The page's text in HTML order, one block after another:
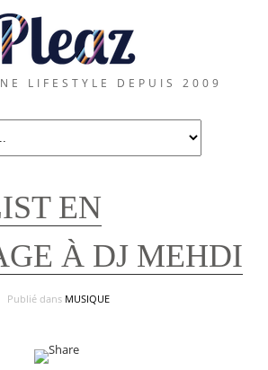
LIFESTYLE DEPUIS 2009
EN
À DJ MEHDI
Publié dans MUSIQUE